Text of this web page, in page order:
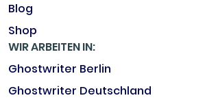
Blog
Shop
WIR ARBEITEN IN:
Ghostwriter Berlin
Ghostwriter Deutschland